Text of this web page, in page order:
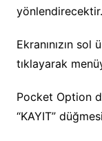
yönlendirecektir.
Ekranınızın sol
tıklayarak
Pocket Option
“KAYIT”